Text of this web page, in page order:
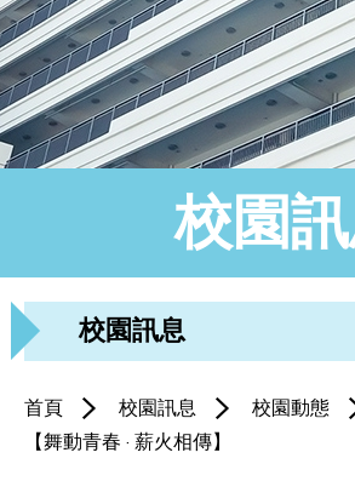
校園
校園訊息
首頁 校園訊息
校園動態
【舞動青春 · 薪火相傳】